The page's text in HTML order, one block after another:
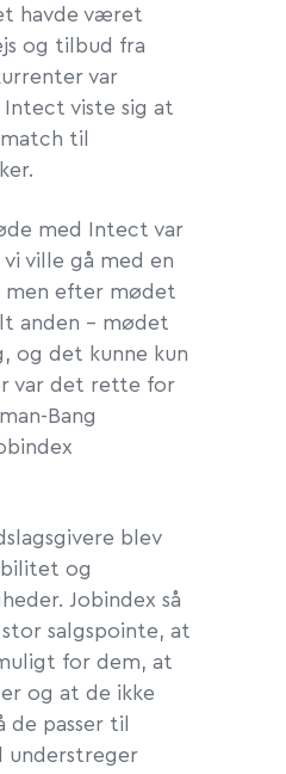
havde været
og tilbud fra
var
viste sig at
til
med Intect var
ville gå med en
men efter mødet
anden – mødet
og det kunne kun
var det rette for
Bang
blev
og
Jobindex så
salgspointe, at
for dem, at
og at de ikke
de passer til
understreger